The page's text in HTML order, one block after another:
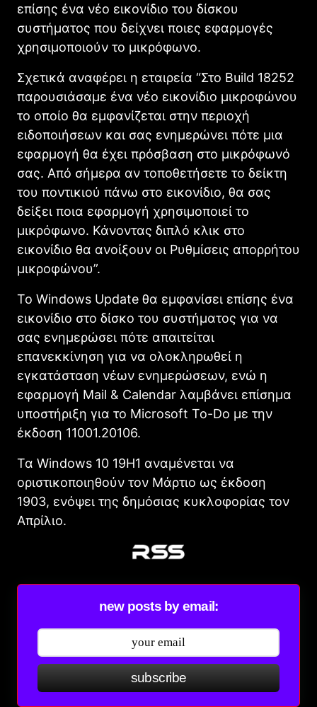
επίσης ένα νέο εικονίδιο του δίσκου
συστήματος που δείχνει ποιες εφαρμογές
χρησιμοποιούν το μικρόφωνο.
Σχετικά αναφέρει η εταιρεία “Στο Build 18252
παρουσιάσαμε ένα νέο εικονίδιο μικροφώνου
το οποίο θα εμφανίζεται στην περιοχή
ειδοποιήσεων και σας ενημερώνει πότε μια
εφαρμογή θα έχει πρόσβαση στο μικρόφωνό
σας. Από σήμερα αν τοποθετήσετε το δείκτη
του ποντικιού πάνω στο εικονίδιο, θα σας
δείξει ποια εφαρμογή χρησιμοποιεί το
μικρόφωνο. Κάνοντας διπλό κλικ στο
εικονίδιο θα ανοίξουν οι Ρυθμίσεις απορρήτου
μικροφώνου”.
Το Windοws Update θα εμφανίσει επίσης ένα
εικονίδιο στο δίσκο του συστήματος για να
σας ενημερώσει πότε απαιτείται
επανεκκίνηση για να ολοκληρωθεί η
εγκατάσταση νέων ενημερώσεων, ενώ η
εφαρμογή Mail & Calendar λαμβάνει επίσημα
υποστήριξη για το Microsoft To-Do με την
έκδοση 11001.20106.
Τα Windοws 10 19H1 αναμένεται να
οριστικοποιηθούν τον Μάρτιο ως έκδοση
1903, ενόψει της δημόσιας κυκλοφορίας τον
Απρίλιο.
new posts by email:
subscribe